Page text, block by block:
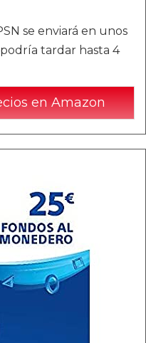
se enviará en unos
tardar hasta 4
en Amazon